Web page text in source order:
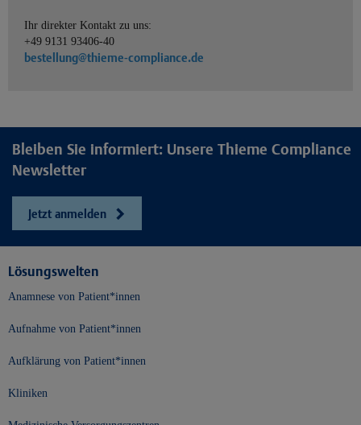
Ihr direkter Kontakt zu uns:
+49 9131 93406-40
bestellung@thieme-compliance.de
Bleiben Sie informiert: Unsere Thieme Compliance
Newsletter
Jetzt anmelden
Lösungswelten
Anamnese von Patient*innen
Aufnahme von Patient*innen
Aufklärung von Patient*innen
Kliniken